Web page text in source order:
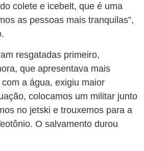
colete e icebelt, que é uma
as pessoas mais tranquilas”,
resgatadas primeiro,
que apresentava mais
a água, exigiu maior
colocamos um militar junto
no jetski e trouxemos para a
O salvamento durou